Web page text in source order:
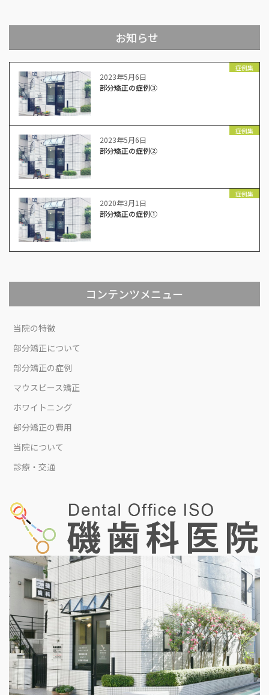
お知らせ
2023年5月6日
症例集
部分矯正の症例③
2023年5月6日
症例集
部分矯正の症例②
2020年3月1日
症例集
部分矯正の症例①
コンテンツメニュー
当院の特徴
部分矯正について
部分矯正の症例
マウスピース矯正
ホワイトニング
部分矯正の費用
当院について
診療・交通